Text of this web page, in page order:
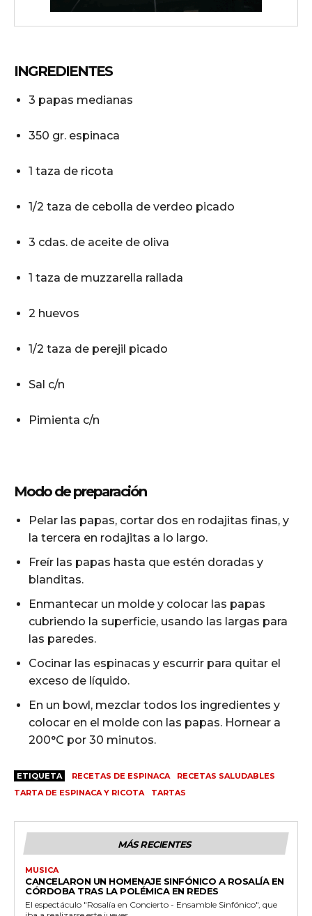
INGREDIENTES
3 papas medianas
350 gr. espinaca
1 taza de ricota
1/2 taza de cebolla de verdeo picado
3 cdas. de aceite de oliva
1 taza de muzzarella rallada
2 huevos
1/2 taza de perejil picado
Sal c/n
Pimienta c/n
Modo de preparación
Pelar las papas, cortar dos en rodajitas finas, y
la tercera en rodajitas a lo largo.
Freír las papas hasta que estén doradas y
blanditas.
Enmantecar un molde y colocar las papas
cubriendo la superficie, usando las largas para
las paredes.
Cocinar las espinacas y escurrir para quitar el
exceso de líquido.
En un bowl, mezclar todos los ingredientes y
colocar en el molde con las papas. Hornear a
200°C por 30 minutos.
ETIQUETA RECETAS DE ESPINACA
RECETAS SALUDABLES
TARTA DE ESPINACA Y RICOTA
TARTAS
MÁS RECIENTES
MUSICA
CANCELARON UN HOMENAJE SINFÓNICO A ROSALÍA EN
CÓRDOBA TRAS LA POLÉMICA EN REDES
El espectáculo "Rosalía en Concierto - Ensamble Sinfónico", que